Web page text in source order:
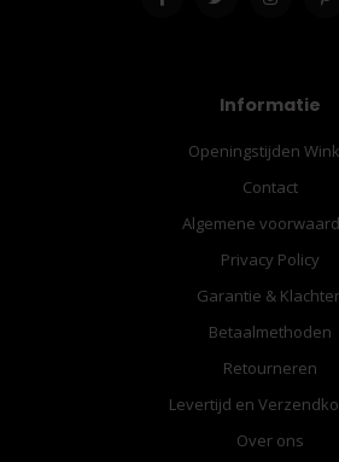
Informatie
Openingstijden
Contact
Algemene
Privacy Policy
Garantie &
Betaalmethoden
Retourneren
Levertijd en
Over ons